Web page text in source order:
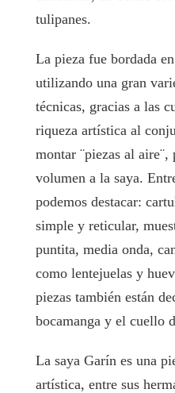
tulipanes.
La pieza fue bordada
utilizando una gran
técnicas, gracias a las
riqueza artística al
montar ¨piezas al
volumen a la saya.
podemos destacar:
simple y reticular,
puntita, media onda,
como lentejuelas y
piezas también están
bocamanga y el cuello
La saya Garín es una
artística, entre sus